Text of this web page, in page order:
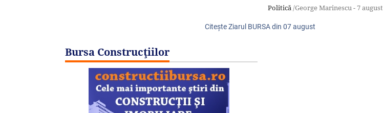
Politică /George Marinescu -7 august
Citeşte Ziarul BURSA din 07 august
Bursa Construcţiilor